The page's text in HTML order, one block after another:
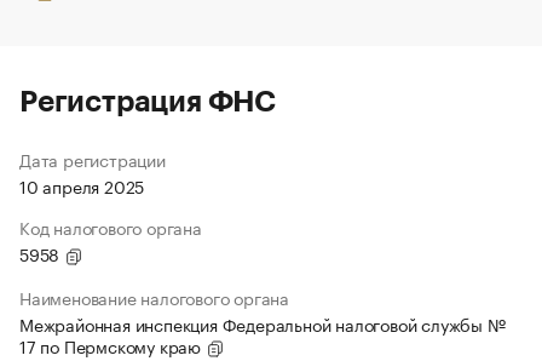
Регистрация ФНС
Дата регистрации
10 апреля 2025
Код налогового органа
5958
Наименование налогового органа
Межрайонная инспекция Федеральной налоговой службы №
17 по Пермскому краю